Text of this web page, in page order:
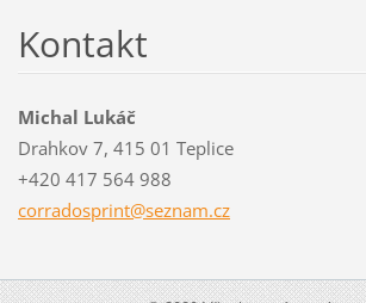
Kontakt
Michal Lukáč
Drahkov 7, 415 01 Teplice
+420 417 564 988
corradosprint@seznam.cz